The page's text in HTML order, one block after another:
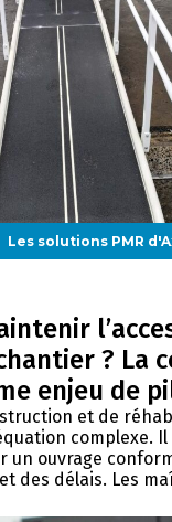
Les solutions PMR
? La
enjeu de
et de
complexe. Il
un ouvrage
des délais. Les